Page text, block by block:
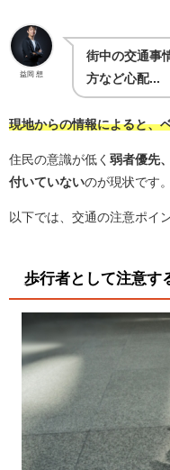
益岡 想
街中の交通事
方など心配...
現地からの情報によると、
住民の意識が低く 弱者優先
付いていないのが現状です。
以下では、交通の注意ポイ
歩行者として注意す